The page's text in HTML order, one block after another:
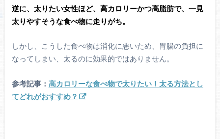
逆に、太りたい女性ほど、高カロリーかつ高脂肪で、一見
太りやすそうな食べ物に走りがち。
しかし、こうした食べ物は消化に悪いため、胃腸の負担に
なってしまい、太るのに効果的ではありません。
参考記事： 高カロリーな食べ物で太りたい！太る方法とし
てどれがおすすめ？